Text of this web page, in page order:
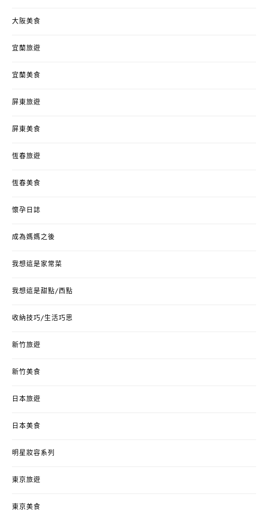
大阪美食
宜蘭旅遊
宜蘭美食
屏東旅遊
屏東美食
恆春旅遊
恆春美食
懷孕日誌
成為媽媽之後
我想這是家常菜
我想這是甜點/西點
收納技巧/生活巧思
新竹旅遊
新竹美食
日本旅遊
日本美食
明星妝容系列
東京旅遊
東京美食